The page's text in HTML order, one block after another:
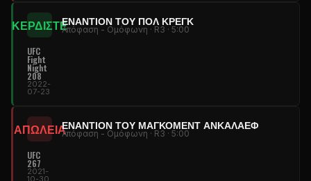
ΚΕΡΔΙΣΤΕΕΝΑΝΤΊΟΝ ΤΟΥ ΠΟΛ ΚΡΕΓΚ
Απόφαση - Ομόφωνη · R3 · 5:00
UFC
Fight
Night
208
2022-
07-23
ΑΠΩΛΕΙΑΕΝΑΝΤΊΟΝ ΤΟΥ ΜΑΓΚΌΜΕΝΤ ΑΝΚΑΛΆΕΦ
Απόφαση - Ομόφωνη · R3 · 5:00
UFC
267
2021-
10-30